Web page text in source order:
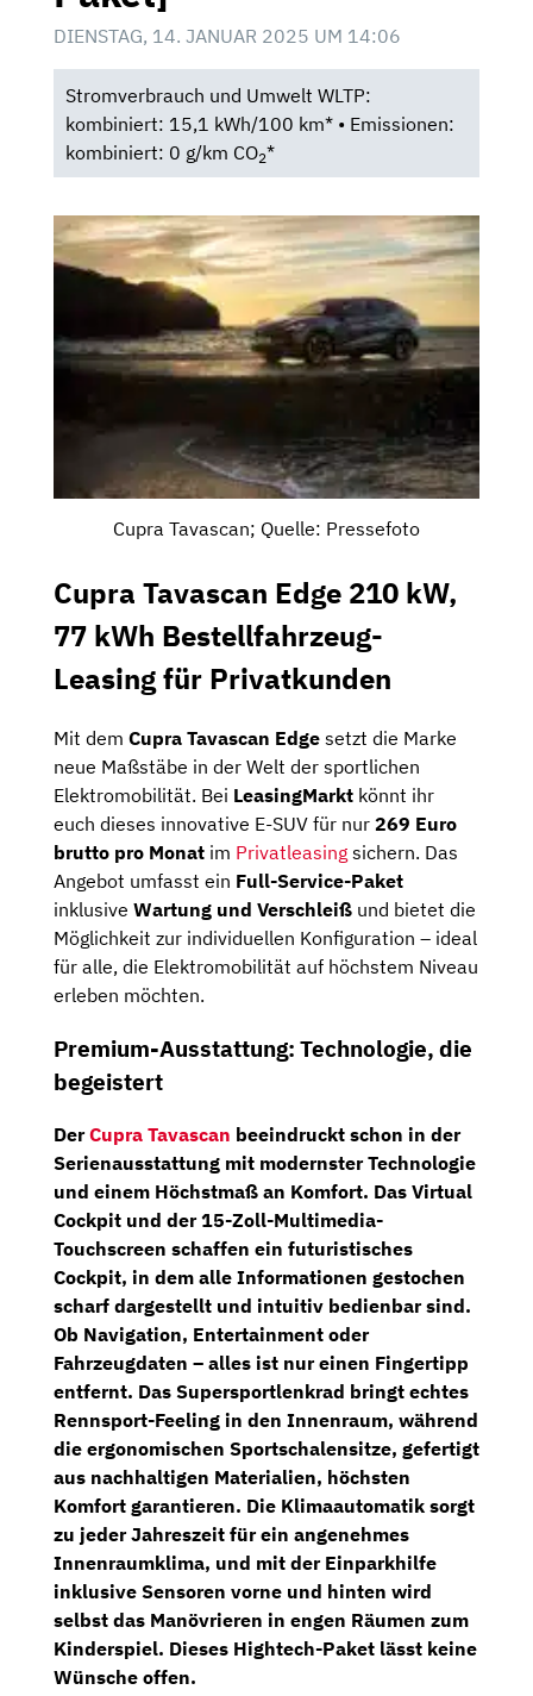
DIENSTAG, 14. JANUAR 2025 UM 14:06
Stromverbrauch und Umwelt WLTP:
kombiniert: 15,1 kWh/100 km* • Emissionen:
kombiniert: 0 g/km CO2*
Cupra Tavascan; Quelle: Pressefoto
Cupra Tavascan Edge 210 kW,
77 kWh Bestellfahrzeug-
Leasing für Privatkunden
Mit dem Cupra Tavascan Edge setzt die Marke
neue Maßstäbe in der Welt der sportlichen
Elektromobilität. Bei LeasingMarkt könnt ihr
euch dieses innovative E-SUV für nur 269 Euro
brutto pro Monat im Privatleasing sichern. Das
Angebot umfasst ein Full-Service-Paket
inklusive Wartung und Verschleiß und bietet die
Möglichkeit zur individuellen Konfiguration – ideal
für alle, die Elektromobilität auf höchstem Niveau
erleben möchten.
Premium-Ausstattung: Technologie, die
begeistert
DerCupra Tavascan beeindruckt schon in der
Serienausstattung mit modernster Technologie
und einem Höchstmaß an Komfort. Das Virtual
Cockpit und der15-Zoll-Multimedia-
Touchscreen schaffen ein futuristisches
Cockpit, in dem alle Informationen gestochen
scharf dargestellt und intuitiv bedienbar sind.
Ob Navigation, Entertainment oder
Fahrzeugdaten – alles ist nur einen Fingertipp
entfernt. Das Supersportlenkrad bringt echtes
Rennsport-Feeling in den Innenraum, während
die ergonomischen Sportschalensitze, gefertigt
aus nachhaltigen Materialien, höchsten
Komfort garantieren. Die Klimaautomatik sorgt
zu jeder Jahreszeit für ein angenehmes
Innenraumklima, und mit der Einparkhilfe
inklusive Sensoren vorne und hinten wird
selbst das Manövrieren in engen Räumen zum
Kinderspiel. Dieses Hightech-Paket lässt keine
Wünsche offen.